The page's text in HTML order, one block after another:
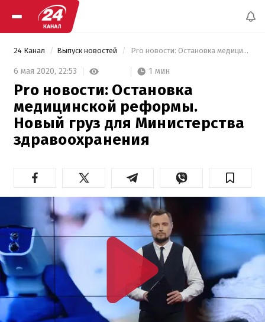
24 Канал Выпуск новостей Pro новости: Остановка медицинской реформы. Новый груз для Министерства здравоохранения
6 мая 2020, 22:53 1 мин
Pro новости: Остановка
медицинской реформы.
Новый груз для Министерства
здравоохранения